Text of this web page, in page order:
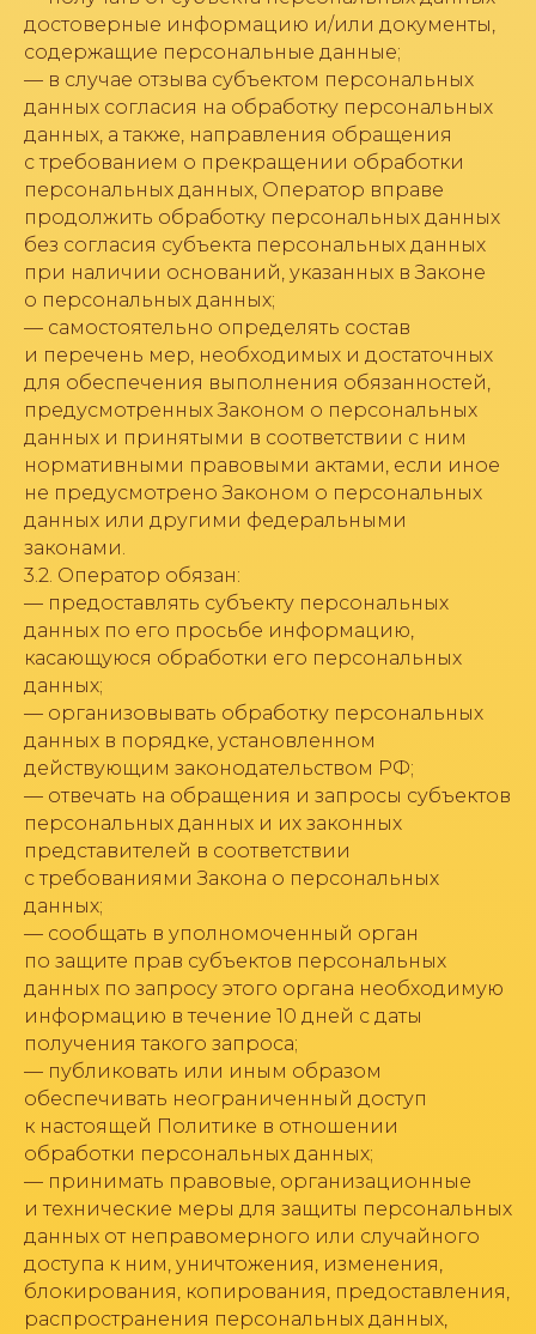
достоверные информацию и/или документы,
содержащие персональные данные;
— в случае отзыва субъектом персональных
данных согласия на обработку персональных
данных, а также, направления обращения
с требованием о прекращении обработки
персональных данных, Оператор вправе
продолжить обработку персональных данных
без согласия субъекта персональных данных
при наличии оснований, указанных в Законе
о персональных данных;
— самостоятельно определять состав
и перечень мер, необходимых и достаточных
для обеспечения выполнения обязанностей,
предусмотренных Законом о персональных
данных и принятыми в соответствии с ним
нормативными правовыми актами, если иное
не предусмотрено Законом о персональных
данных или другими федеральными
законами.
3.2. Оператор обязан:
— предоставлять субъекту персональных
данных по его просьбе информацию,
касающуюся обработки его персональных
данных;
— организовывать обработку персональных
данных в порядке, установленном
действующим законодательством РФ;
— отвечать на обращения и запросы субъектов
персональных данных и их законных
представителей в соответствии
с требованиями Закона о персональных
данных;
— сообщать в уполномоченный орган
по защите прав субъектов персональных
данных по запросу этого органа необходимую
информацию в течение 10 дней с даты
получения такого запроса;
— публиковать или иным образом
обеспечивать неограниченный доступ
к настоящей Политике в отношении
обработки персональных данных;
— принимать правовые, организационные
и технические меры для защиты персональных
данных от неправомерного или случайного
доступа к ним, уничтожения, изменения,
блокирования, копирования, предоставления,
распространения персональных данных,